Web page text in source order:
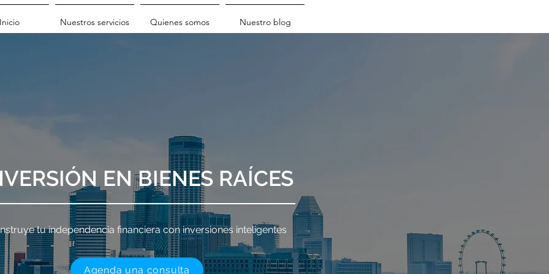
Inicio Nuestros servicios Quienes somos Nuestro blog
EN BIENES RAÍCES
tu independencia financiera con inversiones inteligentes
Agenda una consulta